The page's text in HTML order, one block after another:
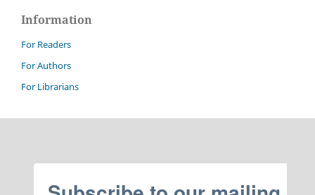
Information
For Readers
For Authors
For Librarians